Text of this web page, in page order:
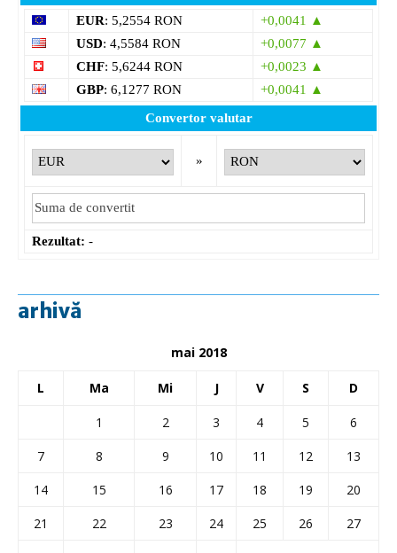
EUR: 5,2554 RON
+0,0041 ▲
USD: 4,5584 RON
+0,0077 ▲
CHF: 5,6244 RON
+0,0023 ▲
GBP: 6,1277 RON
+0,0041 ▲
Convertor valutar
»
Rezultat: -
arhivă
mai 2018
L Ma Mi J V S D
1 2 3 4 5
6
7
8 9 10 11 12
13
14
15 16 17 18 19
20
21
22 23 24 25 26
27